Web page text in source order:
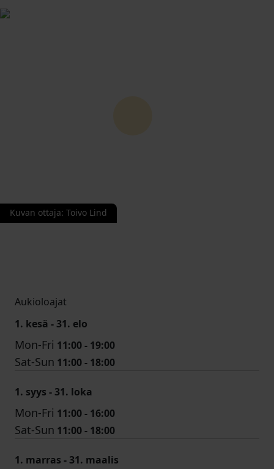
Kuvan ottaja: Toivo Lind
Aukioloajat
1. kesä - 31. elo
Mon-Fri 11:00 - 19:00
Sat-Sun 11:00 - 18:00
1. syys - 31. loka
Mon-Fri 11:00 - 16:00
Sat-Sun 11:00 - 18:00
1. marras - 31. maalis